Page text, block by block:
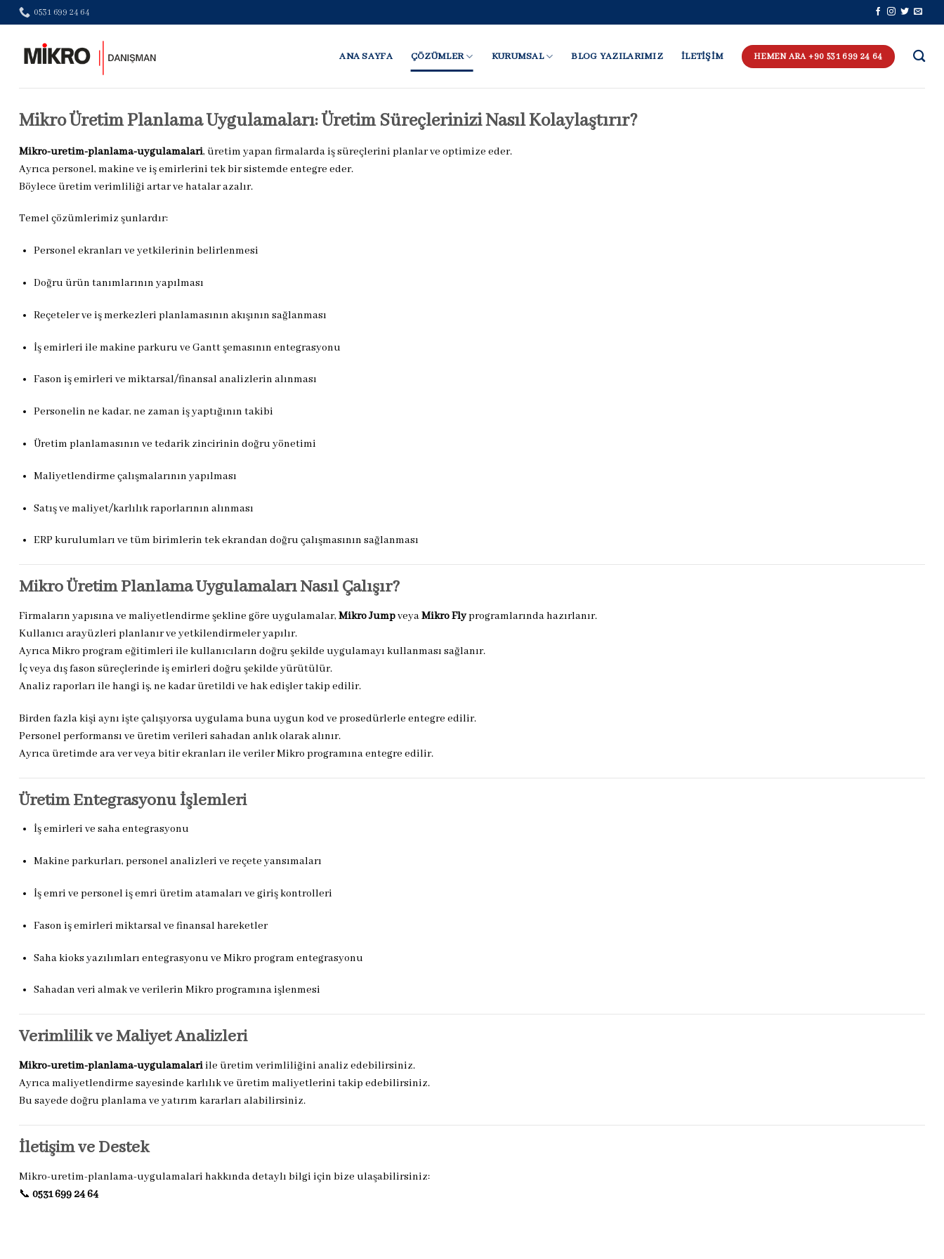
Skip
to
0531 699 24 64
ANA SAYFA ÇÖZÜMLER KURUMSAL BLOG YAZILARIMIZ İLETİŞİM HEMEN ARA +90 531 699 24 64
Mikro Üretim Planlama Uygulamaları: Üretim Süreçlerinizi Nasıl Kolaylaştırır?
Mikro-uretim-planlama-uygulamalari, üretim yapan firmalarda iş süreçlerini planlar ve optimize eder.
Ayrıca personel, makine ve iş emirlerini tek bir sistemde entegre eder.
Böylece üretim verimliliği artar ve hatalar azalır.
Temel çözümlerimiz şunlardır:
Personel ekranları ve yetkilerinin belirlenmesi
Doğru ürün tanımlarının yapılması
Reçeteler ve iş merkezleri planlamasının akışının sağlanması
İş emirleri ile makine parkuru ve Gantt şemasının entegrasyonu
Fason iş emirleri ve miktarsal/finansal analizlerin alınması
Personelin ne kadar, ne zaman iş yaptığının takibi
Üretim planlamasının ve tedarik zincirinin doğru yönetimi
Maliyetlendirme çalışmalarının yapılması
Satış ve maliyet/karlılık raporlarının alınması
ERP kurulumları ve tüm birimlerin tek ekrandan doğru çalışmasının sağlanması
Mikro Üretim Planlama Uygulamaları Nasıl Çalışır?
Firmaların yapısına ve maliyetlendirme şekline göre uygulamalar, Mikro JumpveyaMikro Flyprogramlarında hazırlanır.
Kullanıcı arayüzleri planlanır ve yetkilendirmeler yapılır.
Ayrıca Mikro program eğitimleri ile kullanıcıların doğru şekilde uygulamayı kullanması sağlanır.
İç veya dış fason süreçlerinde iş emirleri doğru şekilde yürütülür.
Analiz raporları ile hangi iş, ne kadar üretildi ve hak edişler takip edilir.
Birden fazla kişi aynı işte çalışıyorsa uygulama buna uygun kod ve prosedürlerle entegre edilir.
Personel performansı ve üretim verileri sahadan anlık olarak alınır.
Ayrıca üretimde ara ver veya bitir ekranları ile veriler Mikro programına entegre edilir.
Üretim Entegrasyonu İşlemleri
İş emirleri ve saha entegrasyonu
Makine parkurları, personel analizleri ve reçete yansımaları
İş emri ve personel iş emri üretim atamaları ve giriş kontrolleri
Fason iş emirleri miktarsal ve finansal hareketler
Saha kioks yazılımları entegrasyonu ve Mikro program entegrasyonu
Sahadan veri almak ve verilerin Mikro programına işlenmesi
Verimlilik ve Maliyet Analizleri
Mikro-uretim-planlama-uygulamalariile üretim verimliliğini analiz edebilirsiniz.
Ayrıca maliyetlendirme sayesinde karlılık ve üretim maliyetlerini takip edebilirsiniz.
Bu sayede doğru planlama ve yatırım kararları alabilirsiniz.
İletişim ve Destek
Mikro-uretim-planlama-uygulamalari hakkında detaylı bilgi için bize ulaşabilirsiniz:
📞 0531 699 24 64